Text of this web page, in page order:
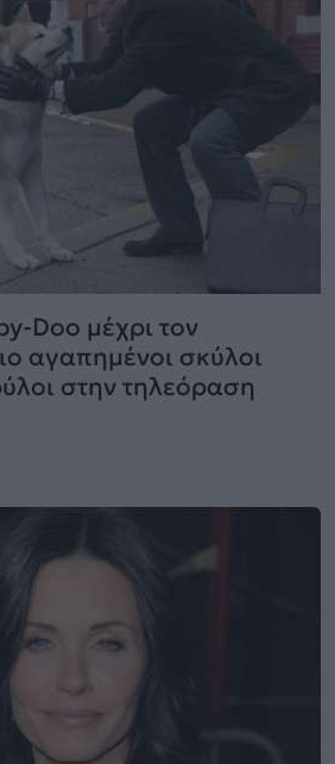
Doo μέχρι τον
αγαπημένοι σκύλοι
στην τηλεόραση